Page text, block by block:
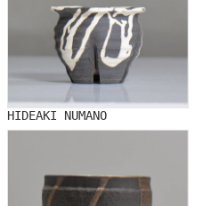
HIDEAKI NUMANO